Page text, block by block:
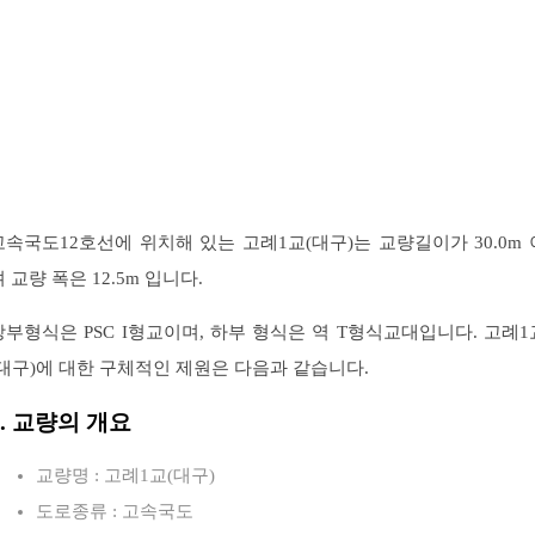
속국도12호선에 위치해 있는 고례1교(대구)는 교량길이가 30.0m
교량 폭은 12.5m 입니다.
부형식은 PSC I형교이며, 하부 형식은 역 T형식교대입니다. 고례1
구)에 대한 구체적인 제원은 다음과 같습니다.
교량의 개요
교량명 : 고례1교(대구)
도로종류 : 고속국도